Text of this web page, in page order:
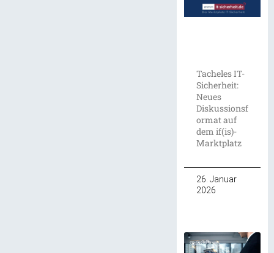
Tacheles IT-
Sicherheit:
Neues
Diskussionsf
ormat auf
dem if(is)-
Marktplatz
26. Januar
2026